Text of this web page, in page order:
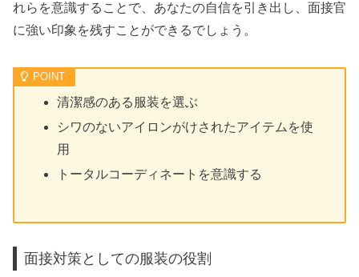
れらを意識することで、あなたの自信を引き出し、面接官
に強い印象を残すことができるでしょう。
清潔感のある服装を選ぶ
シワのないアイロンがけされたアイテムを使
用
トータルコーディネートを意識する
面接対策としての服装の役割